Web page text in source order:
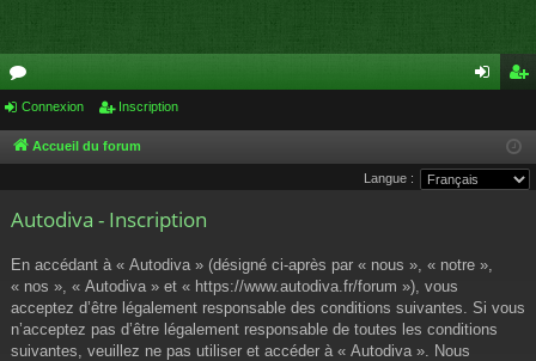
or
u
s
cri
pti
Connexion Inscription
Accueil du forum
Langue :
Autodiva - Inscription
En accédant à « Autodiva » (désigné ci-après par « nous », « notre »,
« nos », « Autodiva » et « https://www.autodiva.fr/forum »), vous
acceptez d’être légalement responsable des conditions suivantes. Si vous
n’acceptez pas d’être légalement responsable de toutes les conditions
suivantes, veuillez ne pas utiliser et accéder à « Autodiva ». Nous